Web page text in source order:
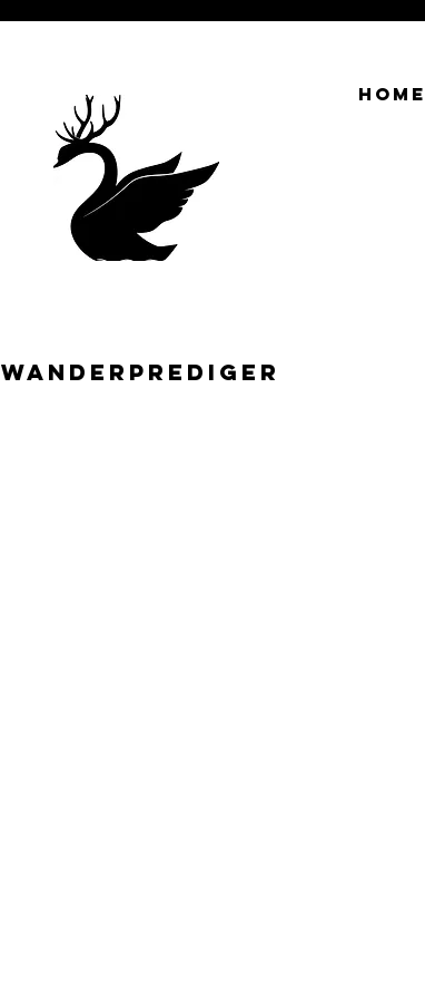
HOME
WANDERPREDIGER